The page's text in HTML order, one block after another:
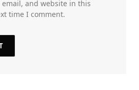
email, and website in this
time I comment.